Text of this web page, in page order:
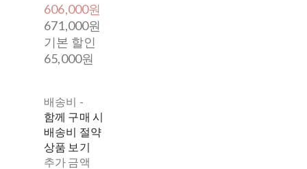
606,000원
671,000원
기본 할인
65,000원
배송비 -
함께 구매 시
배송비 절약
상품 보기
추가 금액